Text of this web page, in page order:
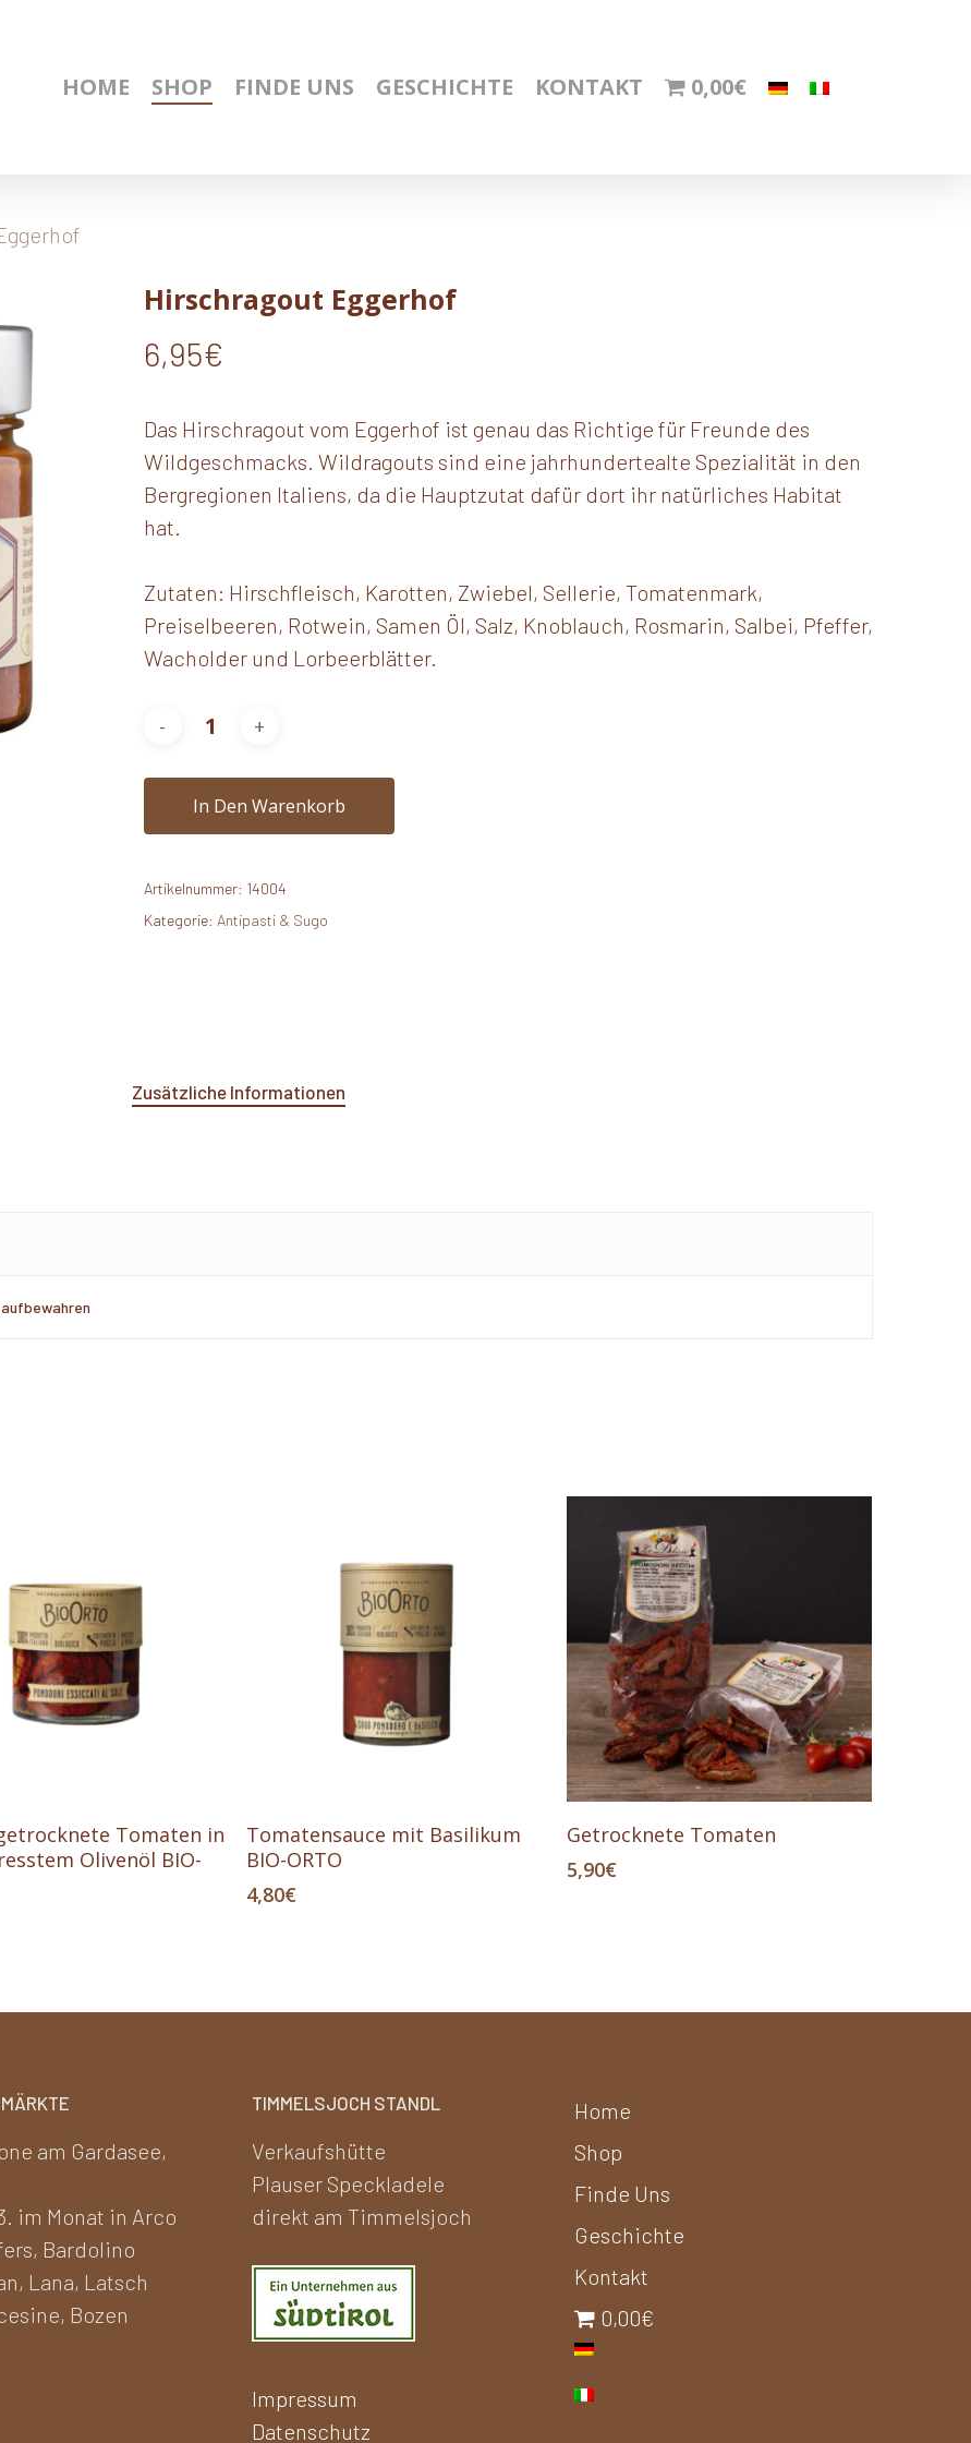
HOME SHOP FINDE UNS GESCHICHTE KONTAKT 0,00€
Hirschragout Eggerhof
6,95€
Das Hirschragout vom Eggerhof ist genau das Richtige für Freunde des
Wildgeschmacks. Wildragouts sind eine jahrhundertealte Spezialität in den
Bergregionen Italiens, da die Hauptzutat dafür dort ihr natürliches Habitat
hat.
Zutaten: Hirschfleisch, Karotten, Zwiebel, Sellerie, Tomatenmark,
Preiselbeeren, Rotwein, Samen Öl, Salz, Knoblauch, Rosmarin, Salbei, Pfeffer,
Wacholder und Lorbeerblätter.
In Den Warenkorb
Artikelnummer: 14004
Kategorie: Antipasti & Sugo
Zusätzliche Informationen
In Den WarenkorbTomaten in
Olivenöl BIO-
In Den Warenkorb
Tomatensauce mit Basilikum
BIO-ORTO
4,80€
In Den Warenkorb
Getrocknete Tomaten
5,90€
am Gardasee,
im Monat in Arco
Bardolino
Lana, Latsch
Bozen
TIMMELSJOCH STANDL
Verkaufshütte
Plauser Speckladele
direkt am Timmelsjoch
Impressum
Datenschutz
Home
Shop
Finde Uns
Geschichte
Kontakt
0,00€